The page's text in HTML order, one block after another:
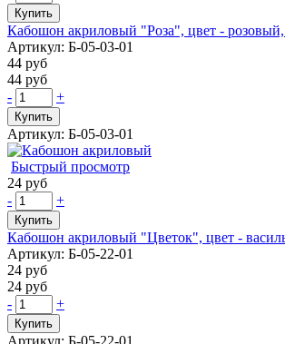
Купить
Кабошон акриловый "Роза", цвет -
Артикул: Б-05-03-01
44 руб
44 руб
-
+
Купить
Артикул: Б-05-03-01
Быстрый просмотр
24 руб
-
+
Купить
Кабошон акриловый "Цветок", цвет -
Артикул: Б-05-22-01
24 руб
24 руб
-
+
Купить